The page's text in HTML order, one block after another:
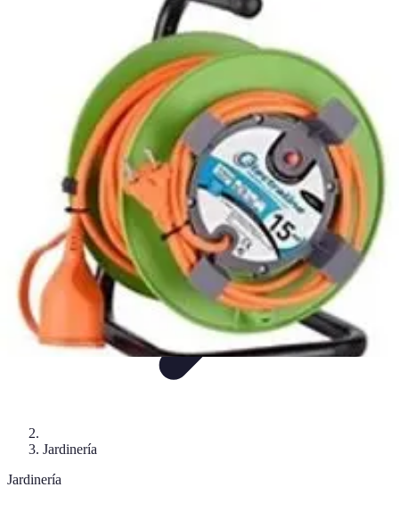
ListiclesJardineríaCuidados de Plantas
Flora y Jardín
Jardinería
Jardinería